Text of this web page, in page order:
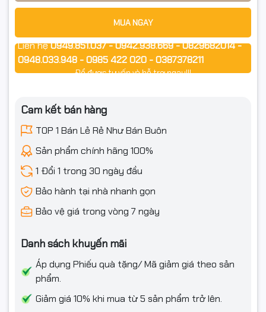
MUA NGAY
Liên hệ0949.851.037 - 0942.938.669 - 0829682014 -
0948.033.948 - 0985 422 020 - 0387378211
Để được tư vấn và hỗ trợ ngay!!!
Cam kết bán hàng
TOP 1 Bán Lẻ Rẻ Như Bán Buôn
Sản phẩm chính hãng 100%
1 Đổi 1 trong 30 ngày đầu
Bảo hành tại nhà nhanh gọn
Bảo vệ giá trong vòng 7 ngày
Danh sách khuyến mãi
Áp dụng Phiếu quà tặng/ Mã giảm giá theo sản
phẩm.
Giảm giá 10% khi mua từ 5 sản phẩm trở lên.
01 × Bóng đèn Tapo L630 (GU10)
Hướng dẫn sử dụng / Phiếu bảo hành
ỨNG DỤNG
Phòng ngủ, phòng khách, phòng game, góc học tập
Quán café, studio, trang trí sự kiện
Đèn hẹn giờ cho trẻ nhỏ, lịch biểu theo thói quen sinh hoạt